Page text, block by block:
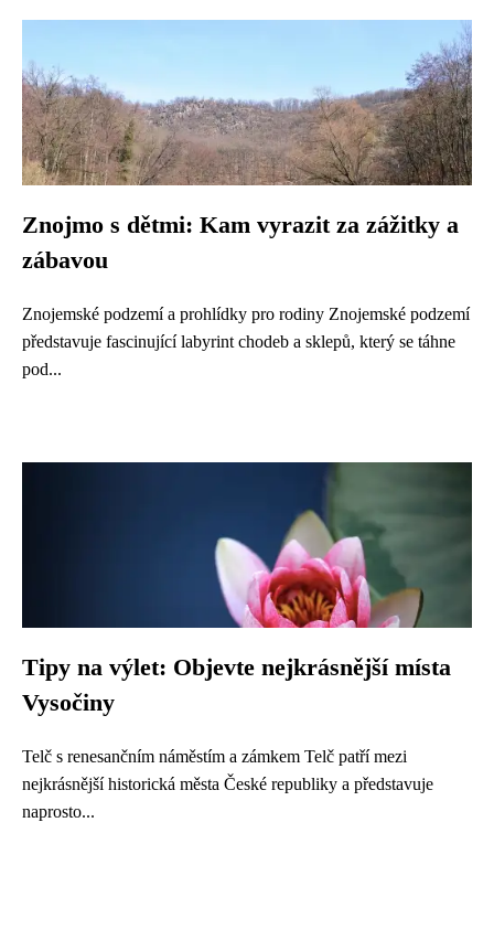
Znojmo s dětmi: Kam vyrazit za zážitky a
zábavou
Znojemské podzemí a prohlídky pro rodiny Znojemské podzemí
představuje fascinující labyrint chodeb a sklepů, který se táhne
pod...
Tipy na výlet: Objevte nejkrásnější místa
Vysočiny
Telč s renesančním náměstím a zámkem Telč patří mezi
nejkrásnější historická města České republiky a představuje
naprosto...